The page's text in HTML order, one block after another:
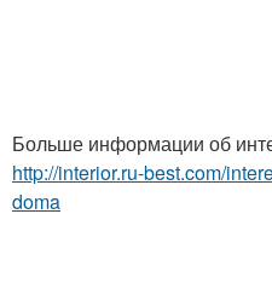
Больше информации об
http://interior.ru-best.com/
doma